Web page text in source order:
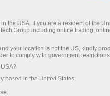
demo-accounts.The
is $6,000 per
who made
announced as the
the USA. If you are a resident of the
Group including online trading,
your location is not the US, kindly
to comply with government
based in the United States;